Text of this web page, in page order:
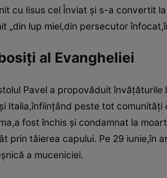
cu Iisus cel Înviat şi s-a convertit
„din lup miel,din persecutor
al Evangheliei
Pavel a propovăduit
Italia,înfiinţând peste tot
fost închis şi condamnat la
prin tăierea capului. Pe 29 iunie,în
a muceniciei.